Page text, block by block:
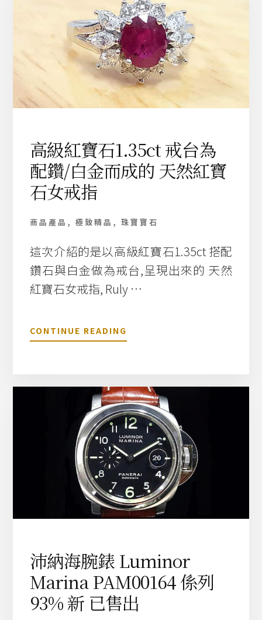
指
天
然
母
綠
寶
石
附
書
高級紅寶石1.35ct 戒台為
配鑽/白金而成的 天然紅寶
石女戒指
商品產品 , 極致精品 , 珠寶寶石
這次介紹的是以高級紅寶石1.35ct 搭配
鑽石與白金做為戒台,呈現出來的 天然
紅寶石女戒指, Ruly …
CONTINUE READING
於
寶
石
1
.
3
5
C
T
戒
台
/
白
金
而
成
沛納海腕錶 Luminor
Marina PAM00164 係列
93% 新 已售出